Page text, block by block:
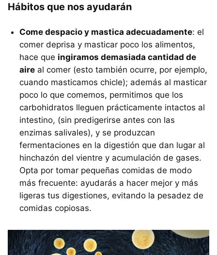
Hábitos que nos ayudarán
Come despacio y mastica adecuadamente: el
comer deprisa y masticar poco los alimentos,
hace que ingiramos demasiada cantidad de
aire al comer (esto también ocurre, por ejemplo,
cuando masticamos chicle); además al masticar
poco lo que comemos, permitimos que los
carbohidratos lleguen prácticamente intactos al
intestino, (sin predigerirse antes con las
enzimas salivales), y se produzcan
fermentaciones en la digestión que dan lugar al
hinchazón del vientre y acumulación de gases.
Opta por tomar pequeñas comidas de modo
más frecuente: ayudarás a hacer mejor y más
ligeras tus digestiones, evitando la pesadez de
comidas copiosas.